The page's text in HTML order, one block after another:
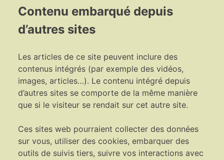
Contenu embarqué depuis
d’autres sites
Les articles de ce site peuvent inclure des
contenus intégrés (par exemple des vidéos,
images, articles…). Le contenu intégré depuis
d’autres sites se comporte de la même manière
que si le visiteur se rendait sur cet autre site.
Ces sites web pourraient collecter des données
sur vous, utiliser des cookies, embarquer des
outils de suivis tiers, suivre vos interactions avec